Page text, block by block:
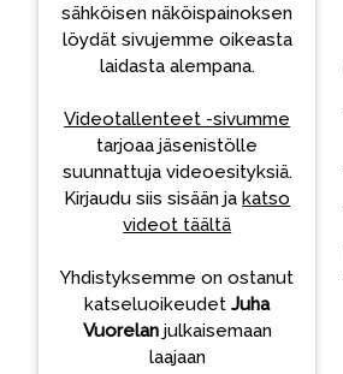
sähköisen näköispainoksen
löydät sivujemme oikeasta
laidasta alempana.
Videotallenteet -sivumme
tarjoaa jäsenistölle
suunnattuja videoesityksiä.
Kirjaudu siis sisään jakatso
videot täältä
Yhdistyksemme on ostanut
katseluoikeudetJuha
Vuorelanjulkaisemaan
laajaan